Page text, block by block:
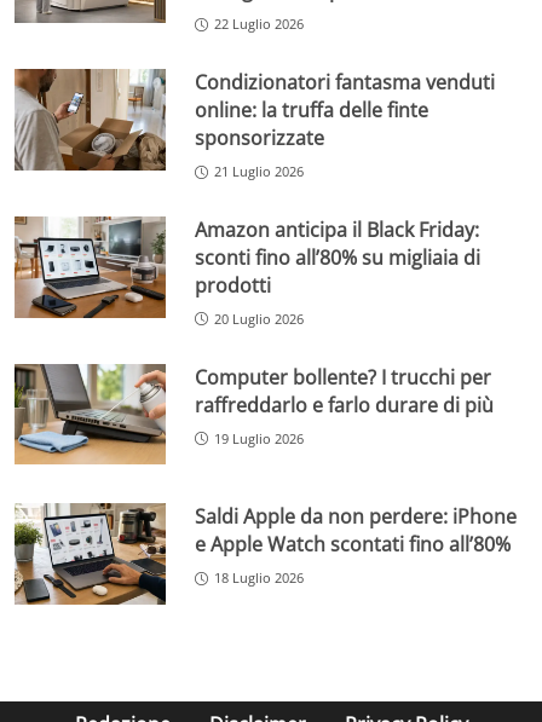
22 Luglio 2026
Condizionatori fantasma venduti
online: la truffa delle finte
sponsorizzate
21 Luglio 2026
Amazon anticipa il Black Friday:
sconti fino all’80% su migliaia di
prodotti
20 Luglio 2026
Computer bollente? I trucchi per
raffreddarlo e farlo durare di più
19 Luglio 2026
Saldi Apple da non perdere: iPhone
e Apple Watch scontati fino all’80%
18 Luglio 2026